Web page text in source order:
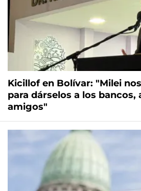
Kicillof en Bolívar: "Milei
para dárselos a los bancos,
amigos"